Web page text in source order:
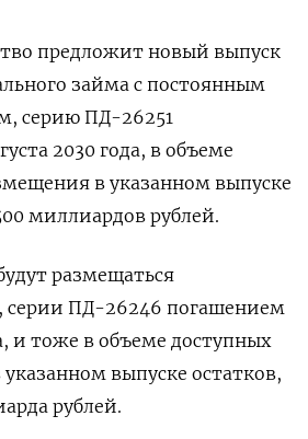
предложит новый выпуск
займа с постоянным
серию ПД-26251
2030 года, в объеме
в указанном выпуске
миллиардов рублей.
размещаться
серии ПД-26246 погашением
и тоже в объеме доступных
выпуске остатков,
рублей.